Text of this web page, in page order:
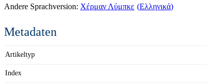
Andere Sprachversion: Χέρμαν Λύμπκε Ελληνικά
Metadaten
Artikeltyp
Index